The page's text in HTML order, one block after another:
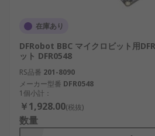
在庫あり
DFRobot BBC マイクロビット用
ット DFR0548
RS品番 201-8090
メーカー型番 DFR0548
1個小計：
￥1,928.00(税抜)
数量